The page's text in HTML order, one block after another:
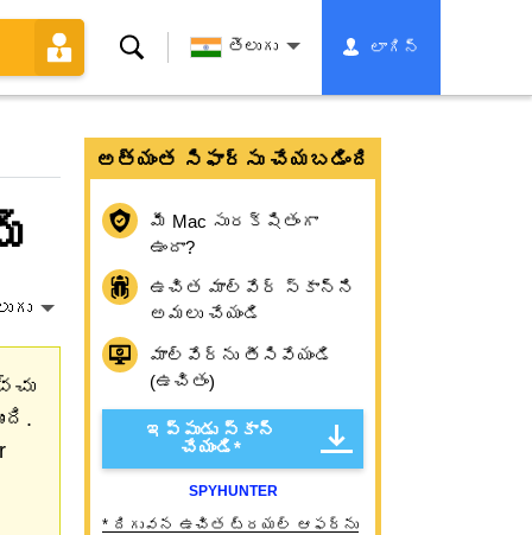
శోధన తెలుగు లాగిన్
అత్యంత సిఫార్సు చేయబడింది
మీ Mac సురక్షితంగా
ఉందా?
ఉచిత మాల్వేర్ స్కాన్‌ని
అమలు చేయండి
మాల్వేర్‌ను తీసివేయండి
(ఉచితం)
ఇప్పుడు స్కాన్
చేయండి*
SPYHUNTER
* దిగువన ఉచిత ట్రయల్ ఆఫర్‌ను